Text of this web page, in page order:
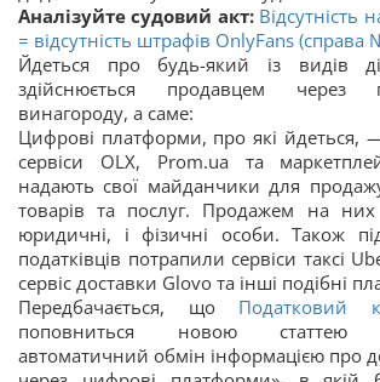
Аналізуйте судовий акт: Відсутність
= відсутність штрафів OnlyFans
Йдеться про будь-який із видів
здійснюється продавцем через
винагороду, а саме:
Цифрові платформи, про які йдеться,
сервіси OLX, Prom.ua та
надають свої майданчики для
товарів та послуг. Продажем на
юридичні, і фізичні особи. Також
податківців потрапили сервіси таксі
сервіс доставки Glovo та інші подібні
Передбачається, що Податковий
поповниться новою статтею
автоматичний обмін інформацією про